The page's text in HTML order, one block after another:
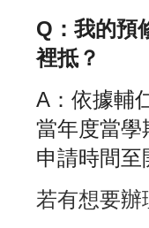
Q： 我的預
裡抵？
A：依據輔
當年度當學
申請時間
若有想要